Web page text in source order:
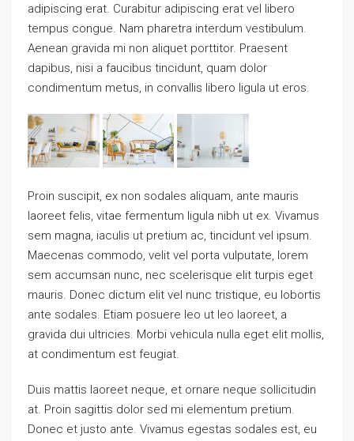
adipiscing erat. Curabitur adipiscing erat vel libero
tempus congue. Nam pharetra interdum vestibulum.
Aenean gravida mi non aliquet porttitor. Praesent
dapibus, nisi a faucibus tincidunt, quam dolor
condimentum metus, in convallis libero ligula ut eros.
Proin suscipit, ex non sodales aliquam, ante mauris
laoreet felis, vitae fermentum ligula nibh ut ex. Vivamus
sem magna, iaculis ut pretium ac, tincidunt vel ipsum.
Maecenas commodo, velit vel porta vulputate, lorem
sem accumsan nunc, nec scelerisque elit turpis eget
mauris. Donec dictum elit vel nunc tristique, eu lobortis
ante sodales. Etiam posuere leo ut leo laoreet, a
gravida dui ultricies. Morbi vehicula nulla eget elit mollis,
at condimentum est feugiat.
Duis mattis laoreet neque, et ornare neque sollicitudin
at. Proin sagittis dolor sed mi elementum pretium.
Donec et justo ante. Vivamus egestas sodales est, eu